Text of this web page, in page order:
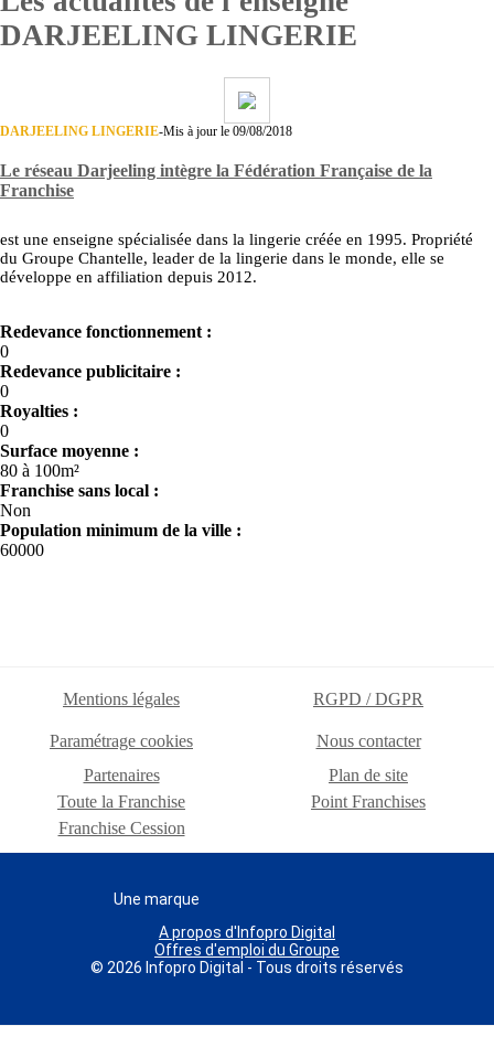
DARJEELING LINGERIE
DARJEELING LINGERIE-Mis à jour le 09/08/2018
Le réseau Darjeeling intègre la Fédération Française de la
Franchise
est une enseigne spécialisée dans la lingerie créée en 1995. Propriété
du Groupe Chantelle, leader de la lingerie dans le monde, elle se
développe en affiliation depuis 2012.
Redevance fonctionnement :
0
Redevance publicitaire :
0
Royalties :
0
Surface moyenne :
80 à 100m²
Franchise sans local :
Non
Population minimum de la ville :
60000
Mentions légales RGPD / DGPR
Paramétrage cookies
Nous contacter
Partenaires
Plan de site
Toute la Franchise
Point Franchises
Franchise Cession
Une marque
A propos d'Infopro Digital
Offres d'emploi du Groupe
© 2026 Infopro Digital - Tous droits réservés